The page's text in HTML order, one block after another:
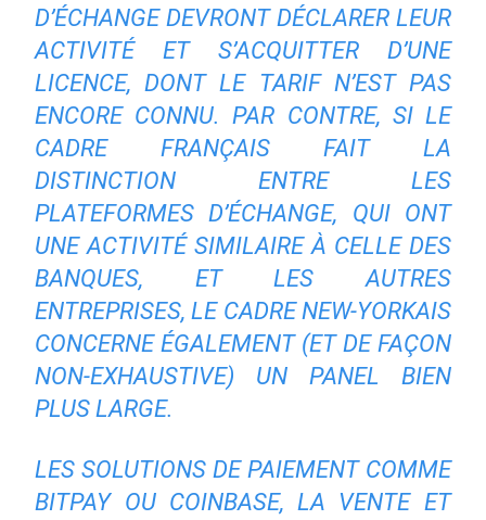
D’ÉCHANGE DEVRONT DÉCLARER LEUR
ACTIVITÉ ET S’ACQUITTER D’UNE
LICENCE, DONT LE TARIF N’EST PAS
ENCORE CONNU. PAR CONTRE, SI LE
CADRE FRANÇAIS FAIT LA
DISTINCTION ENTRE LES
PLATEFORMES D’ÉCHANGE, QUI ONT
UNE ACTIVITÉ SIMILAIRE À CELLE DES
BANQUES, ET LES AUTRES
ENTREPRISES, LE CADRE NEW-YORKAIS
CONCERNE ÉGALEMENT (ET DE FAÇON
NON-EXHAUSTIVE) UN PANEL BIEN
PLUS LARGE.
LES SOLUTIONS DE PAIEMENT COMME
BITPAY OU COINBASE, LA VENTE ET